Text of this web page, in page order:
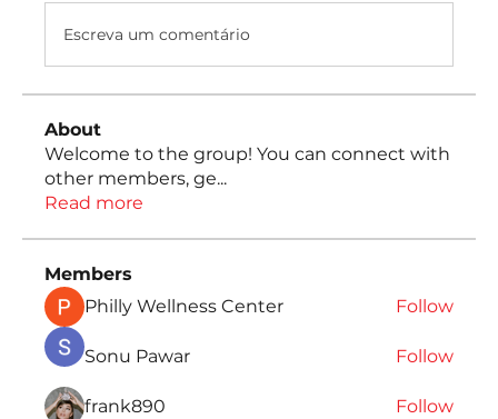
Escreva um comentário
About
Welcome to the group! You can connect with
other members, ge...
Read more
Members
Philly Wellness Center
Follow
Sonu Pawar Follow
frank890 Follow